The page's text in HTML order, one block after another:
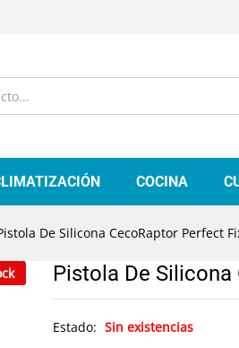
COCINA
De Silicona CecoRaptor Perfect
Pistola De
Estado: Sin existencias